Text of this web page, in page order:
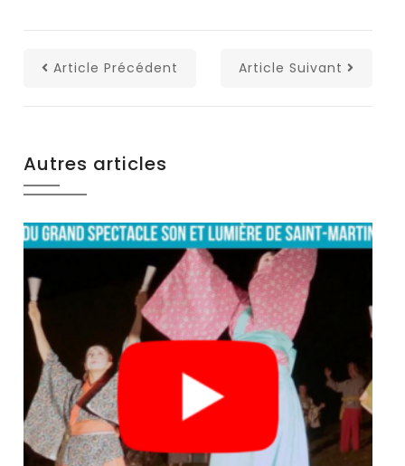
Article Précédent Article Suivant
Autres articles